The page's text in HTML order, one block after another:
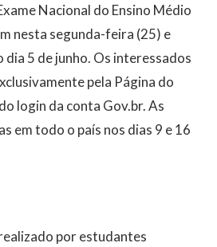
Nacional do Ensino Médio
nesta segunda-feira (25) e
dia 5 de junho. Os interessados
pela Página do
login da conta Gov.br. As
em todo o país nos dias 9 e 16
por estudantes